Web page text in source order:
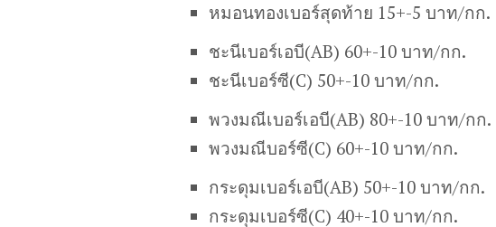
หมอนทองเบอร์สุดท้าย 15+-5 บาท/กก.
ชะนีเบอร์เอบี(AB) 60+-10 บาท/กก.
ชะนีเบอร์ซี(C) 50+-10 บาท/กก.
พวงมณีเบอร์เอบี(AB) 80+-10 บาท/กก.
พวงมณีบอร์ซี(C) 60+-10 บาท/กก.
กระดุมเบอร์เอบี(AB) 50+-10 บาท/กก.
กระดุมเบอร์ซี(C) 40+-10 บาท/กก.